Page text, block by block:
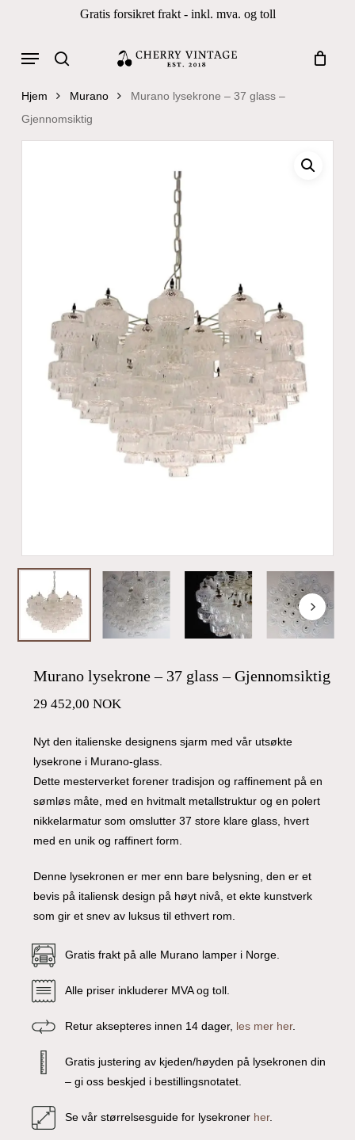
content
Gratis forsikret frakt - inkl. mva. og toll
Products search
Menu
Hjem Murano
Murano lysekrone – 37 glass –
Gjennomsiktig
Murano lysekrone – 37 glass – Gjennomsiktig
29 452,00 NOK
Nyt den italienske designens sjarm med vår utsøkte
lysekrone i Murano-glass.
Dette mesterverket forener tradisjon og raffinement på en
sømløs måte, med en hvitmalt metallstruktur og en polert
nikkelarmatur som omslutter 37 store klare glass, hvert
med en unik og raffinert form.
Denne lysekronen er mer enn bare belysning, den er et
bevis på italiensk design på høyt nivå, et ekte kunstverk
som gir et snev av luksus til ethvert rom.
Gratis frakt på alle Murano lamper i Norge.
Alle priser inkluderer MVA og toll.
Retur aksepteres innen 14 dager, les mer her.
Gratis justering av kjeden/høyden på lysekronen din
– gi oss beskjed i bestillingsnotatet.
Se vår størrelsesguide for lysekronerher.